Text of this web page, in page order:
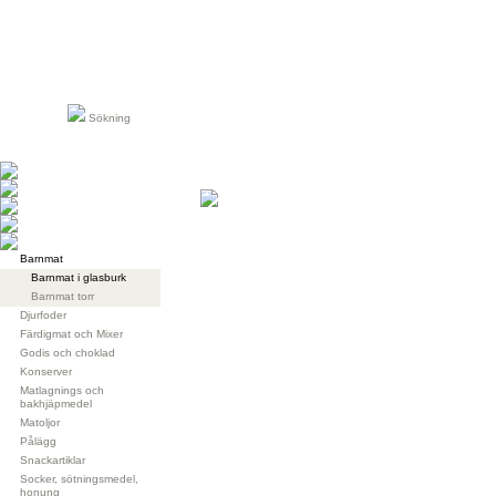
Sökning
Barnmat
Barnmat i glasburk
Barnmat torr
Djurfoder
Färdigmat och Mixer
Godis och choklad
Konserver
Matlagnings och
bakhjäpmedel
Matoljor
Pålägg
Snackartiklar
Socker, sötningsmedel,
honung